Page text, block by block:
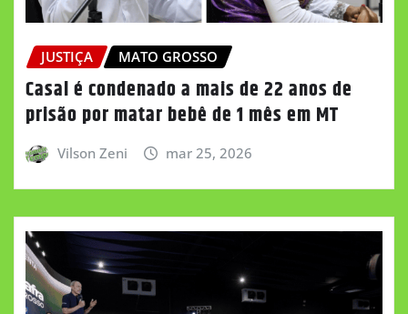
JUSTIÇA MATO GROSSO
Casal é condenado a mais de 22 anos de
prisão por matar bebê de 1 mês em MT
Vilson Zeni mar 25, 2026